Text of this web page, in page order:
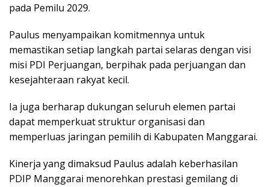
pada Pemilu 2029.
Paulus menyampaikan komitmennya untuk
memastikan setiap langkah partai selaras dengan visi
misi PDI Perjuangan, berpihak pada perjuangan dan
kesejahteraan rakyat kecil.
Ia juga berharap dukungan seluruh elemen partai
dapat memperkuat struktur organisasi dan
memperluas jaringan pemilih di Kabupaten Manggarai.
Kinerja yang dimaksud Paulus adalah keberhasilan
PDIP Manggarai menorehkan prestasi gemilang di